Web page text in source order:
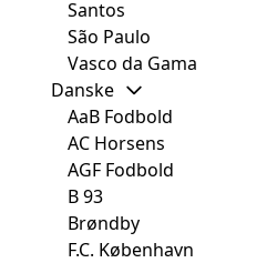
Santos
São Paulo
Vasco da Gama
Danske
AaB Fodbold
AC Horsens
AGF Fodbold
B 93
Brøndby
F.C. København